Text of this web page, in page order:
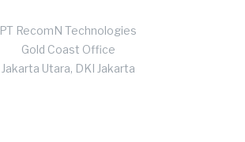
PT RecomN Technologies
Gold Coast Office
Jakarta Utara, DKI Jakarta